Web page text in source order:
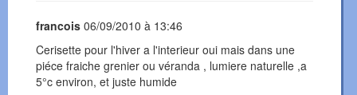
francois 06/09/2010 à 13:46
Cerisette pour l'hiver a l'interieur oui mais dans une
piéce fraiche grenier ou véranda , lumiere naturelle ,a
5°c environ, et juste humide